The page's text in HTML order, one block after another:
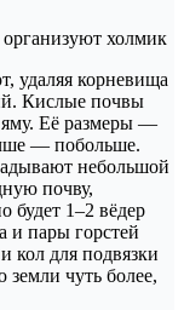
холмик
удаляя корневища
Кислые почвы
яму. Её размеры —
— побольше.
небольшой
почву,
будет 1–2 вёдер
и пары горстей
кол для подвязки
чуть более,